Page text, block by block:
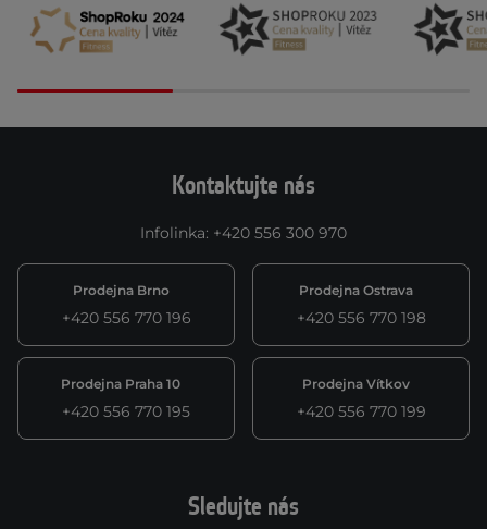
Kontaktujte nás
Infolinka: +420 556 300 970
Prodejna Brno
+420 556 770 196
Prodejna Ostrava
+420 556 770 198
Prodejna Praha 10
+420 556 770 195
Prodejna Vítkov
+420 556 770 199
Sledujte nás